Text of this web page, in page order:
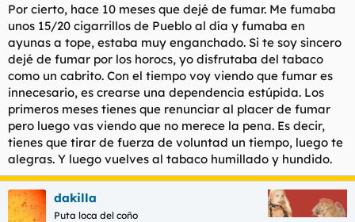
Por cierto, hace 10 meses que dejé de fumar. Me fumaba
unos 15/20 cigarrillos de Pueblo al día y fumaba en
ayunas a tope, estaba muy enganchado. Si te soy sincero
dejé de fumar por los horocs, yo disfrutaba del tabaco
como un cabrito. Con el tiempo voy viendo que fumar es
innecesario, es crearse una dependencia estúpida. Los
primeros meses tienes que renunciar al placer de fumar
pero luego vas viendo que no merece la pena. Es decir,
tienes que tirar de fuerza de voluntad un tiempo, luego te
alegras. Y luego vuelves al tabaco humillado y hundido.
dakilla
Puta loca del coño